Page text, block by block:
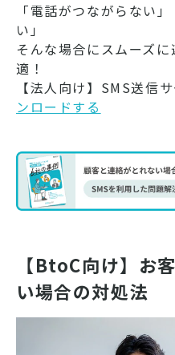
「電話がつながらない
い」
そんな場合にスムーズ
適！
【法人向け】SMS送信
ンロードする
【BtoC向け】お
い場合の対処法